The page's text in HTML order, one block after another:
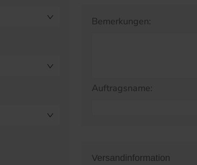
Bemerkungen:
Auftragsname:
Versandinformation